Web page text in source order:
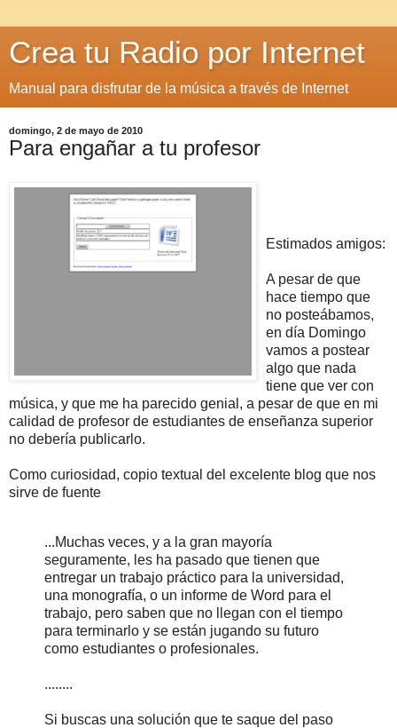
Crea tu Radio por Internet
Manual para disfrutar de la música a través de Internet
domingo, 2 de mayo de 2010
Para engañar a tu profesor
Estimados amigos:
A pesar de que
hace tiempo que
no posteábamos,
en día Domingo
vamos a postear
algo que nada
tiene que ver con
música, y que me ha parecido genial, a pesar de que en mi
calidad de profesor de estudiantes de enseñanza superior
no debería publicarlo.
Como curiosidad, copio textual del excelente blog que nos
sirve de fuente
...Muchas veces, y a la gran mayoría
seguramente, les ha pasado que tienen que
entregar un trabajo práctico para la universidad,
una monografía, o un informe de Word para el
trabajo, pero saben que no llegan con el tiempo
para terminarlo y se están jugando su futuro
como estudiantes o profesionales.
........
Si buscas una solución que te saque del paso